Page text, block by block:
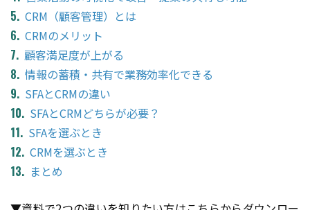
CRM（顧客管理）とは
CRMのメリット
顧客満足度が上がる
情報の蓄積・共有で業務効率化できる
SFAとCRMの違い
SFAとCRMどちらが必要？
SFAを選ぶとき
CRMを選ぶとき
まとめ